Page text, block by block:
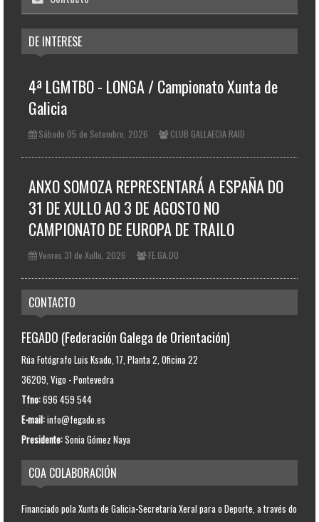
DE INTERESE
4ª LGMTBO - LONGA / Campionato Xunta de
Galicia
Sábado 05 de Setembro, 2026 CLUB GALLAECIA RAID
ANXO SOMOZA REPRESENTARÁ A ESPAÑA DO
31 DE XULLO AO 3 DE AGOSTO NO
CAMPIONATO DE EUROPA DE TRAILO
Venres 31 de Xullo, 2026 FE.GA.DO
CONTACTO
FEGADO (Federación Galega de Orientación)
Rúa Fotógrafo Luis Ksado, 17, Planta 2, Oficina 22
36209, Vigo - Pontevedra
Tfno:696 459 544
E-mail:info@fegado.es
Presidente:Sonia Gómez Naya
COA COLABORACIÓN
Financiado pola Xunta de Galicia-Secretaría Xeral para o Deporte, a través do